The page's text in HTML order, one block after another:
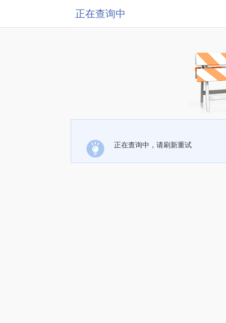
正在查询中
正在查询中，请刷新重试